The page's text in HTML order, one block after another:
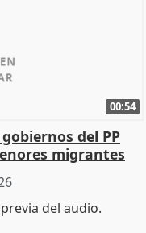
00:54
del PP
migrantes